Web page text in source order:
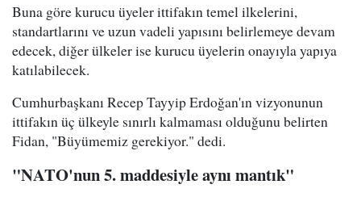
Buna göre kurucu üyeler ittifakın temel ilkelerini,
standartlarını ve uzun vadeli yapısını belirlemeye devam
edecek, diğer ülkeler ise kurucu üyelerin onayıyla yapıya
katılabilecek.
Cumhurbaşkanı Recep Tayyip Erdoğan'ın vizyonunun
ittifakın üç ülkeyle sınırlı kalmaması olduğunu belirten
Fidan, "Büyümemiz gerekiyor." dedi.
"NATO'nun 5. maddesiyle aynı mantık"